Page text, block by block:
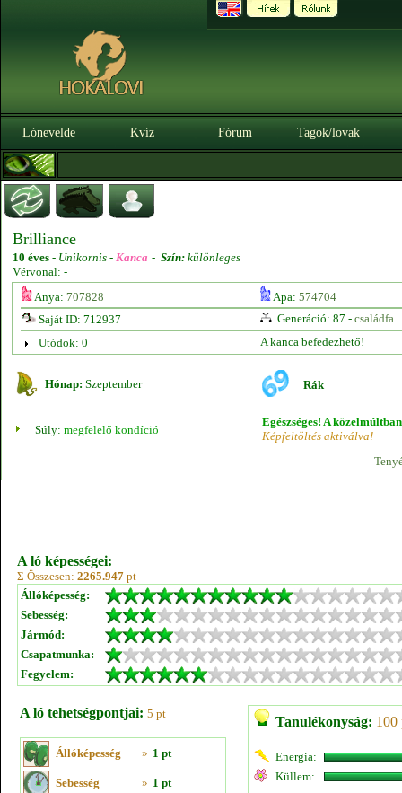
Lónevelde Kvíz Fórum Tagok/lovak
Brilliance
10 éves - Unikornis - Kanca - Szín: különleges
Vérvonal: -
Anya: 707828 Apa: 574704
Saját ID: 712937
Generáció: 87 - családfa
Utódok: 0
A kanca befedezhető!
Hónap: Szeptember Rák
Súly: megfelelő kondíció
Egészséges! A
Képfeltöltés aktiválva!
A ló képességei:
Σ Összesen: 2265.947 pt
Állóképesség:
Sebesség:
Jármód:
Csapatmunka:
Fegyelem:
A ló tehetségpontjai: 5 pt
Állóképesség » 1 pt
Sebesség » 1 pt
Tanulékonyság: 100
Energia:
Küllem: